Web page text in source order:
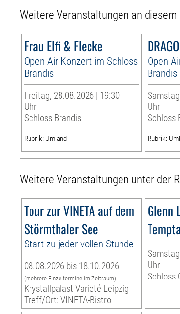
Weitere Veranstaltungen an diesem
Frau Elfi & Flecke
Open Air Konzert im Schloss
Brandis
Freitag, 28.08.2026 | 19:30
Uhr
Schloss Brandis
Rubrik: Umland
Open
Brandis
Uhr
Schloss
Rubrik:
Weitere Veranstaltungen unter der
Tour zur VINETA auf dem
Störmthaler See
Start zu jeder vollen Stunde
08.08.2026 bis 18.10.2026
(mehrere Einzeltermine im Zeitraum)
Krystallpalast Varieté Leipzig
Treff/Ort: VINETA-Bistro
Glenn
Uhr
Schloss